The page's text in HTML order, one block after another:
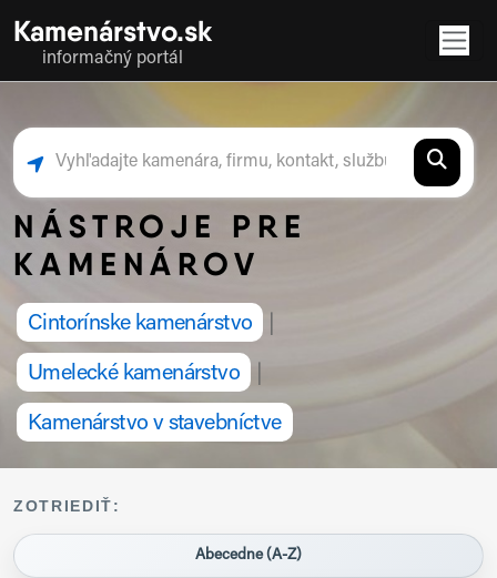
Kamenárstvo.sk
informačný portál
NÁSTROJE PRE
KAMENÁROV
Cintorínske kamenárstvo
Umelecké kamenárstvo
Kamenárstvo v stavebníctve
ZOTRIEDIŤ:
Abecedne (A-Z)